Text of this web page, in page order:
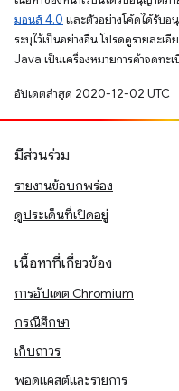
มอนส์ 4.0 และตัวอย่างโค้ดได้รับอ
ระบุไว้เป็นอย่างอื่น โปรดดูรายละเอี
Java เป็นเครื่องหมายการค้าจดท
อัปเดตล่าสุด 2020-12-02 UTC
มีส่วนร่วม
รายงานข้อบกพร่อง
ดูประเด็นที่เปิดอยู่
เนื้อหาที่เกี่ยวข้อง
การอัปเดต Chromium
กรณีศึกษา
เก็บถาวร
พอดแคสต์และรายการ